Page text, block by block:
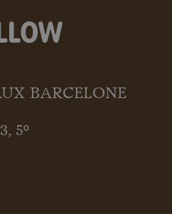
BARCELONE
5º